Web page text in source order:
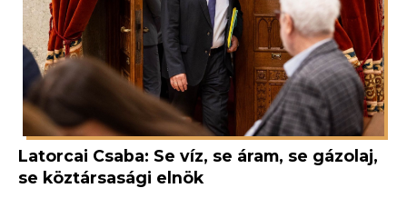
Latorcai Csaba: Se víz, se áram, se gázolaj,
se köztársasági elnök